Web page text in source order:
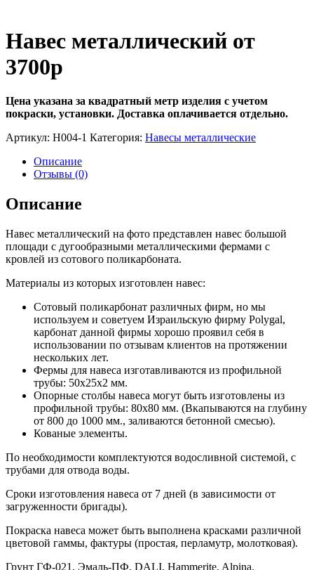
Навес металлический от
3700р
Цена указана за квадратный метр изделия с учетом
покраски, установки. Доставка оплачивается отдельно.
Артикул: Н004-1 Категория: Навесы металлические
Описание
Отзывы (0)
Описание
Навес металлический на фото представлен навес большой
площади с дугообразными металлическими фермами с
кровлей из сотового поликарбоната.
Материалы из которых изготовлен навес:
Сотовый поликарбонат различных фирм, но мы
используем и советуем Израильскую фирму Polygal,
карбонат данной фирмы хорошо проявил себя в
использовании по отзывам клиентов на протяжении
нескольких лет.
Фермы для навеса изготавливаются из профильной
трубы: 50х25х2 мм.
Опорные столбы навеса могут быть изготовлены из
профильной трубы: 80х80 мм. (Вкапываются на глубину
от 800 до 1000 мм., заливаются бетонной смесью).
Кованые элементы.
По необходимости комплектуются водосливной системой, с
трубами для отвода воды.
Сроки изготовления навеса от 7 дней (в зависимости от
загруженности бригады).
Покраска навеса может быть выполнена красками различной
цветовой гаммы, фактуры (простая, перламутр, молотковая).
Грунт ГФ-021, Эмаль-ПФ, DALI, Hammerite, Alpina.